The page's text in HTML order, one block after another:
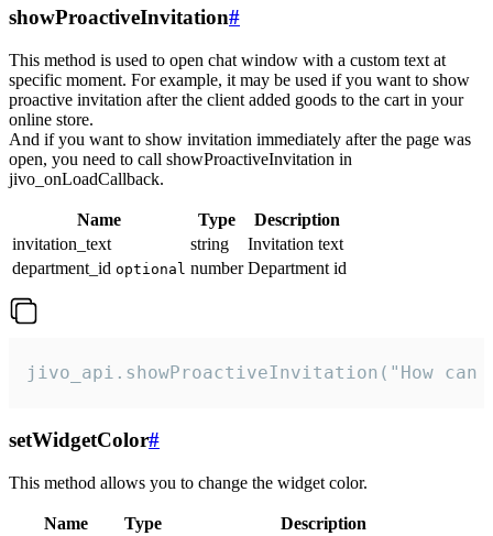
showProactiveInvitation#
This method is used to open chat window with a custom text at
specific moment. For example, it may be used if you want to show
proactive invitation after the client added goods to the cart in your
online store.
And if you want to show invitation immediately after the page was
open, you need to call showProactiveInvitation in
jivo_onLoadCallback.
Name Type
Description
invitation_text
string
Invitation text
department_id optional number Department id
jivo_api.showProactiveInvitation("How
setWidgetColor#
This method allows you to change the widget color.
Name Type
Description